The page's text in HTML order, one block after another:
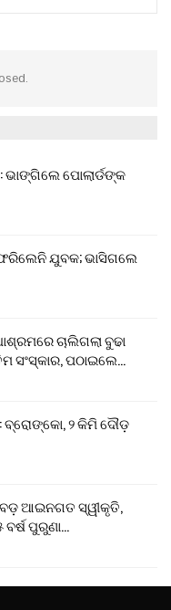
ପୋଲାର୍ଡଙ୍କ
ଯୁବକ; ଭାସିଗଲେ
ଚାଲିଗଲା ବୁଢା
ସଂସ୍କାର, ପଠାଇଲେ…
ବ୍ରୋଙ୍କୋ, ୨ କିମି ଦୌଡ଼
ବଡ଼ ଆଇନଗତ ସ୍ୱୀକୃତି,
ପୁରୁଣା…